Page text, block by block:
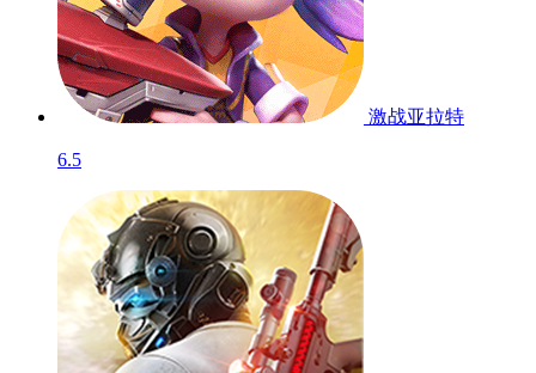
激战亚拉特
6.5